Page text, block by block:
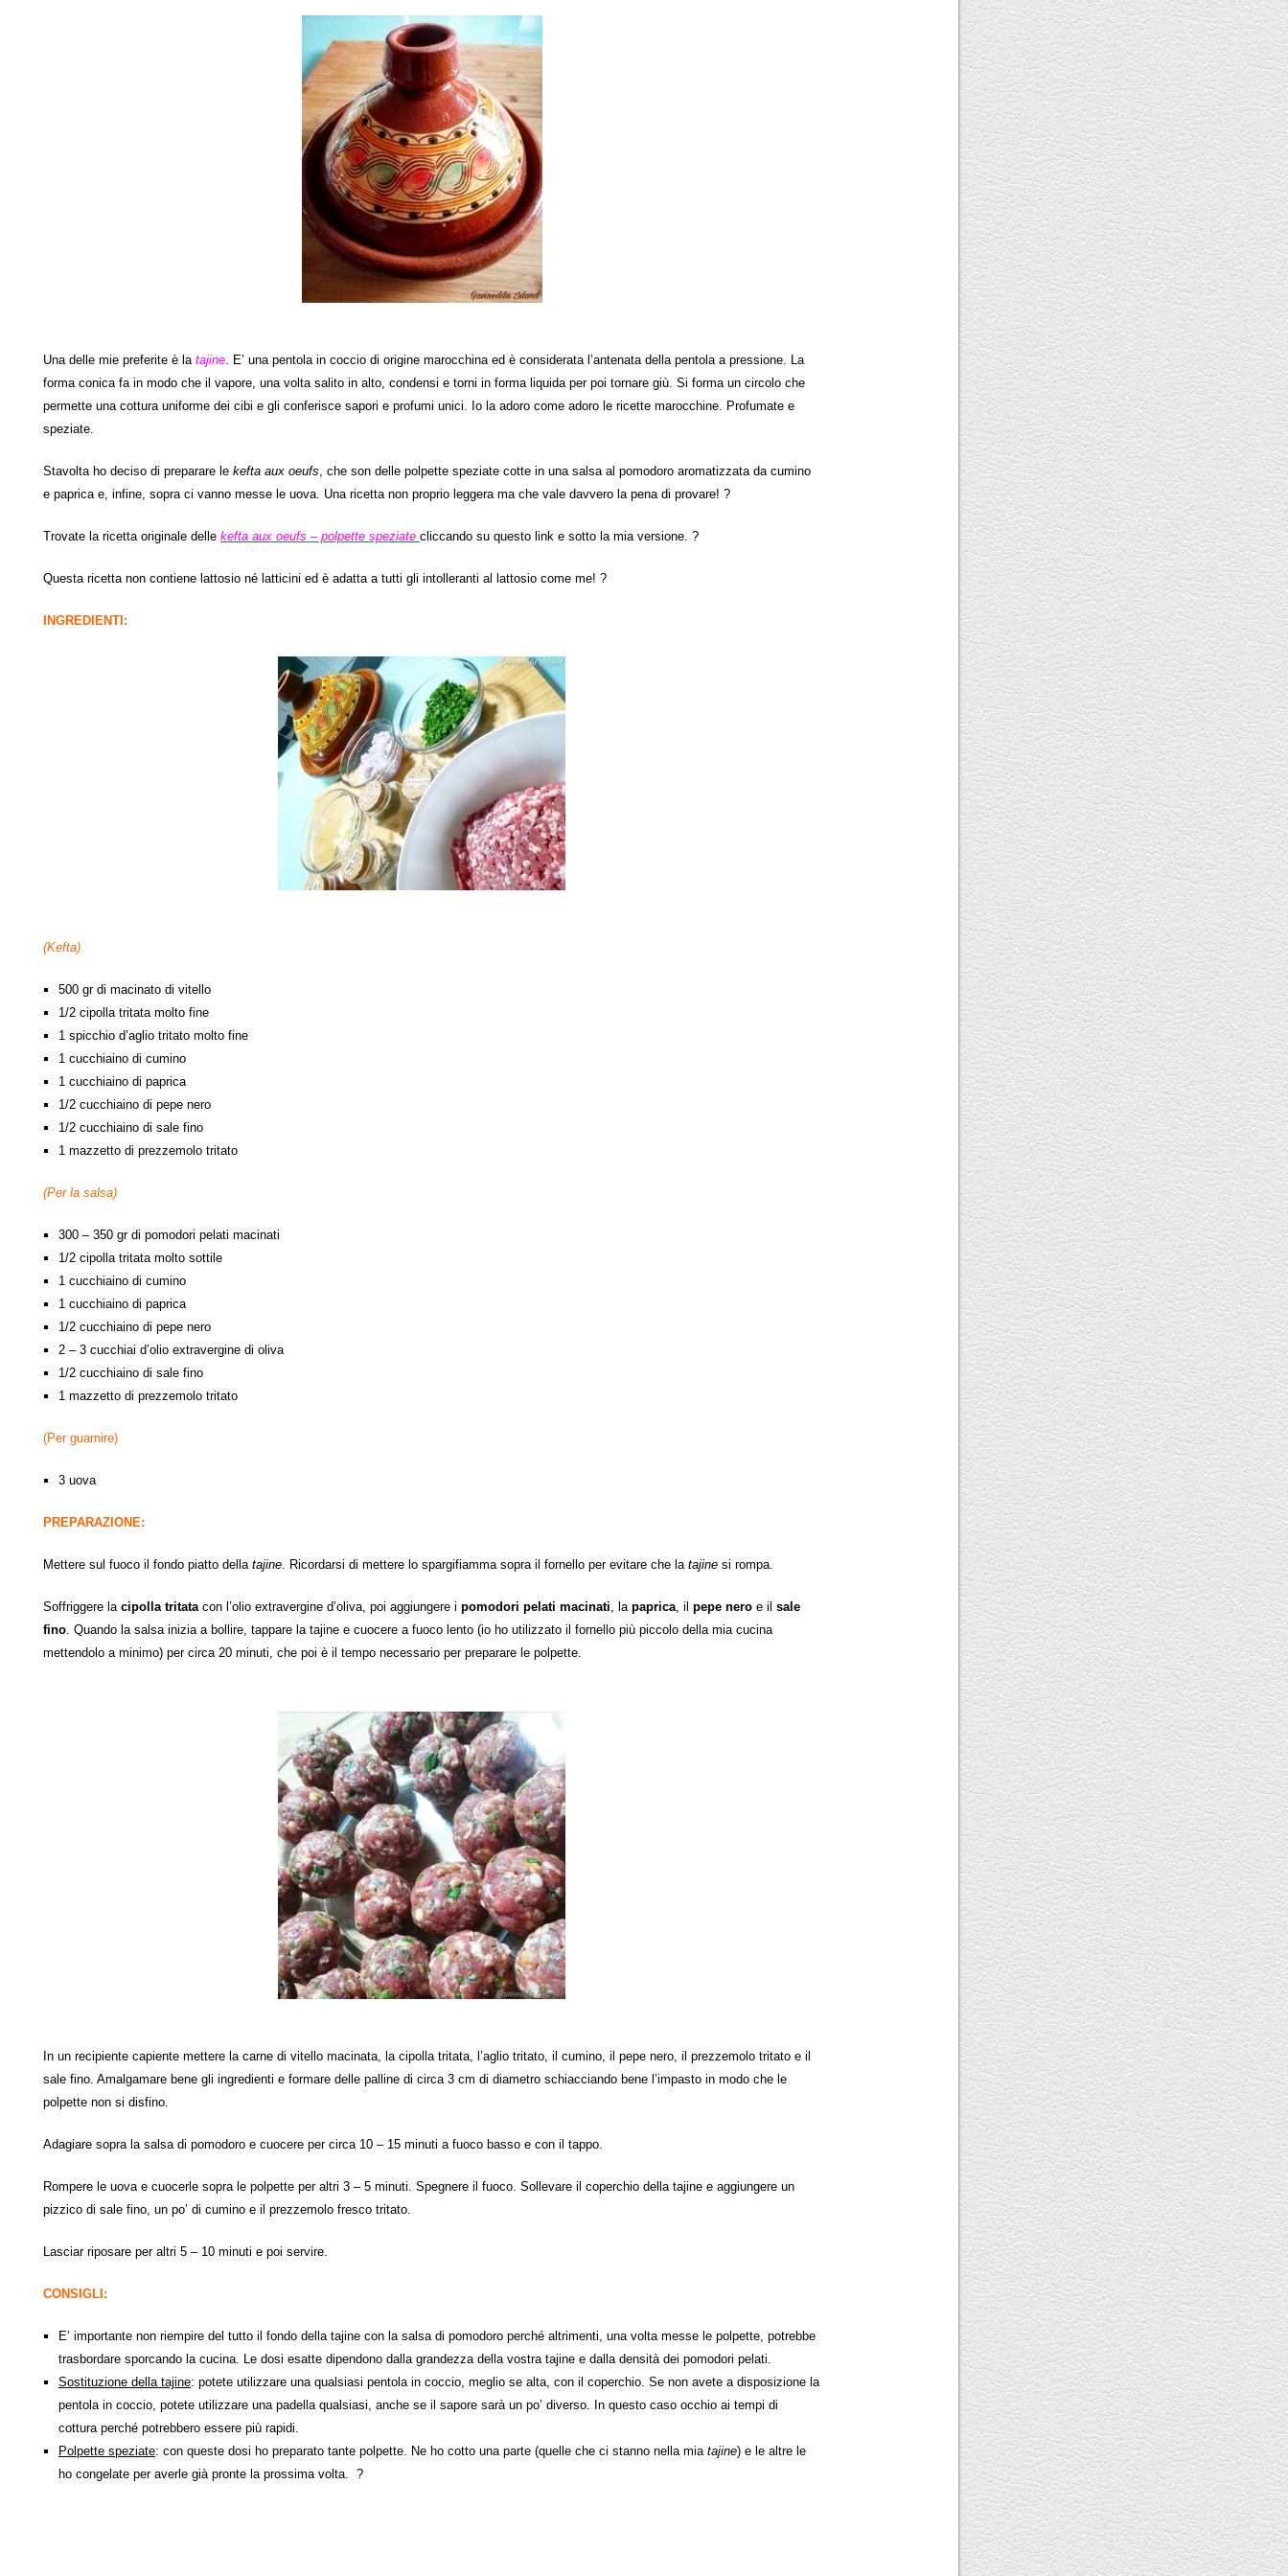
Una delle mie preferite è la tajine. E’ una pentola in coccio di origine marocchina ed è considerata l’antenata della pentola a pressione. La
forma conica fa in modo che il vapore, una volta salito in alto, condensi e torni in forma liquida per poi tornare giù. Si forma un circolo che
permette una cottura uniforme dei cibi e gli conferisce sapori e profumi unici. Io la adoro come adoro le ricette marocchine. Profumate e
speziate.
Stavolta ho deciso di preparare le kefta aux oeufs, che son delle polpette speziate cotte in una salsa al pomodoro aromatizzata da cumino
e paprica e, infine, sopra ci vanno messe le uova. Una ricetta non proprio leggera ma che vale davvero la pena di provare! ?
Trovate la ricetta originale delle kefta aux oeufs – polpette speziate cliccando su questo link e sotto la mia versione. ?
Questa ricetta non contiene lattosio né latticini ed è adatta a tutti gli intolleranti al lattosio come me! ?
INGREDIENTI:
(Kefta)
500 gr di macinato di vitello
1/2 cipolla tritata molto fine
1 spicchio d’aglio tritato molto fine
1 cucchiaino di cumino
1 cucchiaino di paprica
1/2 cucchiaino di pepe nero
1/2 cucchiaino di sale fino
1 mazzetto di prezzemolo tritato
(Per la salsa)
300 – 350 gr di pomodori pelati macinati
1/2 cipolla tritata molto sottile
1 cucchiaino di cumino
1 cucchiaino di paprica
1/2 cucchiaino di pepe nero
2 – 3 cucchiai d’olio extravergine di oliva
1/2 cucchiaino di sale fino
1 mazzetto di prezzemolo tritato
(Per guarnire)
3 uova
PREPARAZIONE:
Mettere sul fuoco il fondo piatto della tajine. Ricordarsi di mettere lo spargifiamma sopra il fornello per evitare che la tajine si rompa.
Soffriggere la cipolla tritatacon l’olio extravergine d’oliva, poi aggiungere i pomodori pelati macinati, la paprica, il pepe nero e il sale
fino. Quando la salsa inizia a bollire, tappare la tajine e cuocere a fuoco lento (io ho utilizzato il fornello più piccolo della mia cucina
mettendolo a minimo) per circa 20 minuti, che poi è il tempo necessario per preparare le polpette.
In un recipiente capiente mettere la carne di vitello macinata, la cipolla tritata, l’aglio tritato, il cumino, il pepe nero, il prezzemolo tritato e il
sale fino. Amalgamare bene gli ingredienti e formare delle palline di circa 3 cm di diametro schiacciando bene l’impasto in modo che le
polpette non si disfino.
Adagiare sopra la salsa di pomodoro e cuocere per circa 10 – 15 minuti a fuoco basso e con il tappo.
Rompere le uova e cuocerle sopra le polpette per altri 3 – 5 minuti. Spegnere il fuoco. Sollevare il coperchio della tajine e aggiungere un
pizzico di sale fino, un po’ di cumino e il prezzemolo fresco tritato.
Lasciar riposare per altri 5 – 10 minuti e poi servire.
CONSIGLI:
E’ importante non riempire del tutto il fondo della tajine con la salsa di pomodoro perché altrimenti, una volta messe le polpette, potrebbe
trasbordare sporcando la cucina. Le dosi esatte dipendono dalla grandezza della vostra tajine e dalla densità dei pomodori pelati.
Sostituzione della tajine: potete utilizzare una qualsiasi pentola in coccio, meglio se alta, con il coperchio. Se non avete a disposizione la
pentola in coccio, potete utilizzare una padella qualsiasi, anche se il sapore sarà un po’ diverso. In questo caso occhio ai tempi di
cottura perché potrebbero essere più rapidi.
Polpette speziate: con queste dosi ho preparato tante polpette. Ne ho cotto una parte (quelle che ci stanno nella mia tajine) e le altre le
ho congelate per averle già pronte la prossima volta. ?